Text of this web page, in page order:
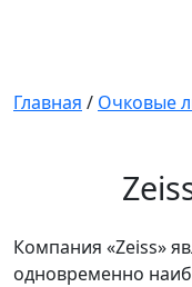
Главная / Очковые
Компания «Zeiss»
одновременно